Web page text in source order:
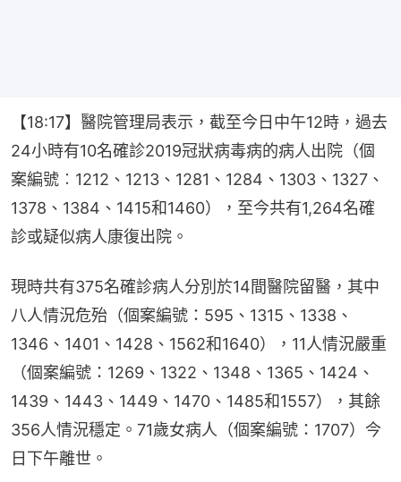
【18:17】醫院管理局表示，截至今日中午12時，過去
24小時有10名確診2019冠狀病毒病的病人出院（個
案編號︰1212、1213、1281、1284、1303、1327、
1378、1384、1415和1460），至今共有1,264名確
診或疑似病人康復出院。
現時共有375名確診病人分別於14間醫院留醫，其中
八人情況危殆（個案編號：595、1315、1338、
1346、1401、1428、1562和1640），11人情況嚴重
（個案編號：1269、1322、1348、1365、1424、
1439、1443、1449、1470、1485和1557），其餘
356人情況穩定。71歲女病人（個案編號：1707）今
日下午離世。